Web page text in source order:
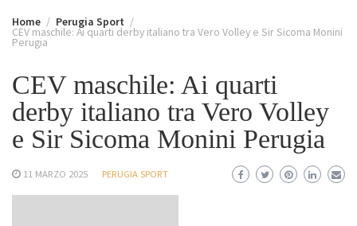
Home Perugia Sport
CEV maschile: Ai quarti derby italiano tra Vero Volley e Sir Sicoma Monini
Perugia
CEV maschile: Ai quarti
derby italiano tra Vero Volley
e Sir Sicoma Monini Perugia
11 MARZO 2025 PERUGIA SPORT